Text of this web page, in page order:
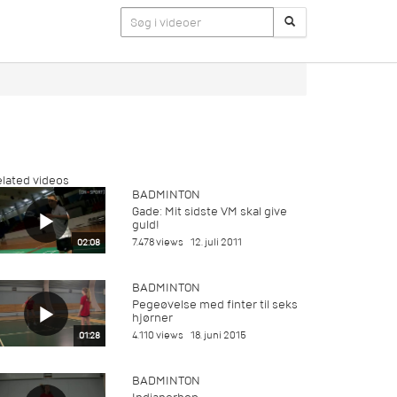
videos
02:08
BADMINTON
Gade: Mit sidste VM skal give
guld!
7.478 views 12. juli 2011
01:28
BADMINTON
Pegeøvelse med finter til seks
hjørner
4.110 views 18. juni 2015
BADMINTON